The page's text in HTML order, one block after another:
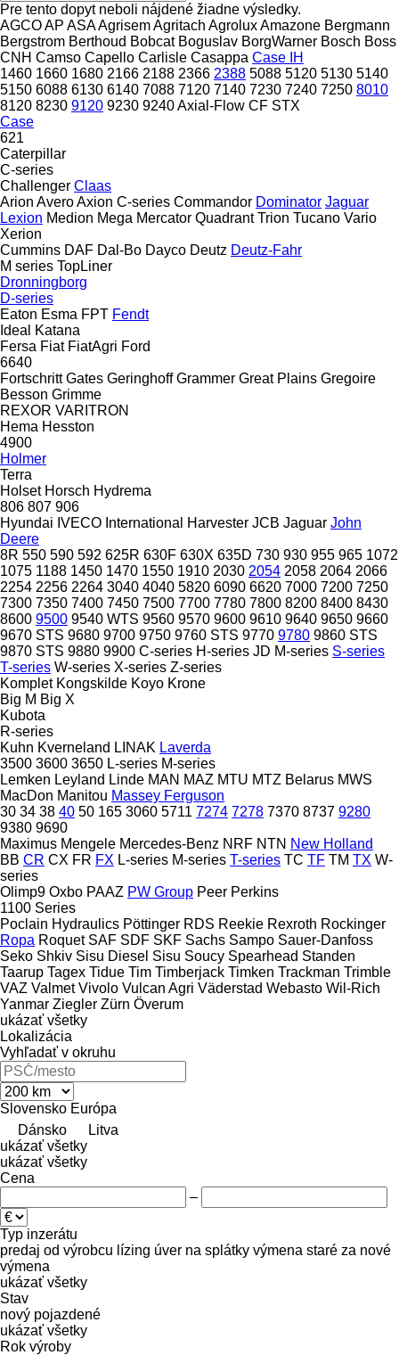
Pre tento dopyt neboli nájdené žiadne výsledky.
AGCOAP ASAAgrisemAgritach AgroluxAmazone Bergmann
Bergstrom Berthoud Bobcat Boguslav BorgWarner Bosch Boss
CNH Camso Capello Carlisle Casappa Case IH
1460 1660 1680 2166 2188 2366 2388 5088 5120 5130 5140
5150 6088 6130 6140 7088 7120 7140 7230 7240 7250 8010
8120 8230 9120 9230 9240Axial-Flow CF STX
Case
621
Caterpillar
C-series
Challenger Claas
Arion AveroAxion C-series Commandor Dominator Jaguar
Lexion Medion Mega Mercator Quadrant Trion Tucano Vario
Xerion
Cummins DAF Dal-Bo Dayco Deutz Deutz-Fahr
M series TopLiner
Dronningborg
D-series
Eaton Esma FPT Fendt
Ideal
Katana
Fersa Fiat FiatAgri Ford
6640
Fortschritt Gates Geringhoff Grammer Great Plains Gregoire
Besson Grimme
REXOR VARITRON
Hema Hesston
4900
Holmer
Terra
Holset Horsch Hydrema
806 807 906
Hyundai IVECO International Harvester JCB Jaguar John
Deere
8R 550 590 592 625R 630F 630X 635D 730 930 955 965 1072
1075 1188 1450 1470 1550 1910 2030 2054 2058 2064 2066
2254 2256 2264 3040 4040 5820 6090 6620 7000 7200 7250
7300 7350 7400 7450 7500 7700 7780 7800 8200 8400 8430
8600 9500 9540 WTS 9560 9570 9600 9610 9640 9650 9660
9670 STS 9680 9700 9750 9760 STS 9770 9780 9860 STS
9870 STS 9880 9900 C-series H-series JD M-series S-series
T-series W-series X-series Z-series
Komplet Kongskilde Koyo Krone
Big M Big X
Kubota
R-series
Kuhn Kverneland LINAK Laverda
3500 3600 3650 L-series M-series
Lemken Leyland Linde MAN MAZ MTU MTZ Belarus MWS
MacDon Manitou Massey Ferguson
30 34 38 40 50 165 3060 5711 7274 7278 7370 8737 9280
9380 9690
Maximus Mengele Mercedes-Benz NRF NTN New Holland
BB CR CX FR FX L-series M-series T-series TC TF TM TX W-
series
Olimp9 Oxbo PAAZ PW Group Peer Perkins
1100 Series
Poclain Hydraulics Pöttinger RDS Reekie Rexroth Rockinger
Ropa Roquet SAF SDF SKF Sachs Sampo Sauer-Danfoss
Seko Shkiv Sisu Diesel Sisu Soucy Spearhead Standen
Taarup Tagex Tidue Tim Timberjack Timken Trackman Trimble
VAZ Valmet Vivolo Vulcan Agri Väderstad Webasto Wil-Rich
Yanmar Ziegler Zürn Överum
ukázať všetky
Lokalizácia
Vyhľadať v okruhu
Slovensko Európa
Dánsko
Litva
ukázať všetky
ukázať všetky
Cena
–
Typ inzerátu
predaj od výrobcu lízing úver na splátky výmena staré za nové
výmena
ukázať všetky
Stav
nový pojazdené
ukázať všetky
Rok výroby